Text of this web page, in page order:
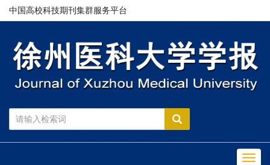
中国高校科技期刊集群服务平台